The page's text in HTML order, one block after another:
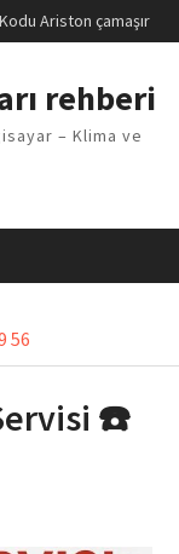
Arızası Çözümü
F5 Hatası
makinesi E03
E3 Arızası Çözümü
rehberi
– Klima ve
56
☎️